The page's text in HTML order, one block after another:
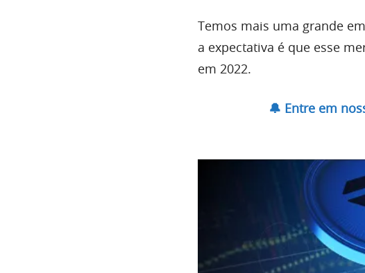
Temos mais uma grande
a expectativa é que esse
em 2022.
🔔 Entre em